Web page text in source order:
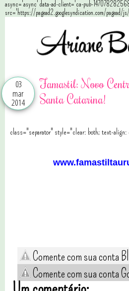
async='async' data-ad-client='ca-pub-
src='https://pagead2.googlesyndication.com/pagead/
03
mar
2014
Famastil: Novo
Santa Catarina!
class="separator" style="clear: both; text-
Comente com sua conta
Comente com sua conta